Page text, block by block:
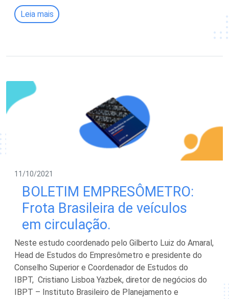
Leia mais
11/10/2021
BOLETIM EMPRESÔMETRO:
Frota Brasileira de veículos
em circulação.
Neste estudo coordenado pelo Gilberto Luiz do Amaral,
Head de Estudos do Empresômetro e presidente do
Conselho Superior e Coordenador de Estudos do
IBPT, Cristiano Lisboa Yazbek, diretor de negócios do
IBPT – Instituto Brasileiro de Planejamento e